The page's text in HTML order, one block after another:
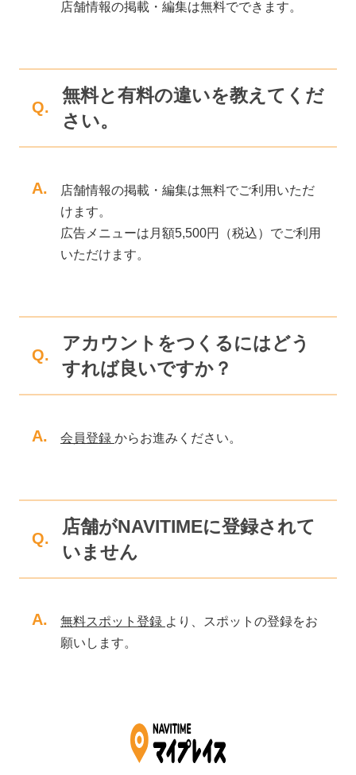
店舗情報の掲載・編集は無料でできます。
Q.
無料と有料の違いを教えてくだ
さい。
A.
店舗情報の掲載・編集は無料でご利用いただ
けます。
広告メニューは月額5,500円（税込）でご利用
いただけます。
Q.
アカウントをつくるにはどう
すれば良いですか？
A. 会員登録 からお進みください。
Q.
店舗がNAVITIMEに登録されて
いません
A. 無料スポット登録 より、スポットの登録をお
願いします。